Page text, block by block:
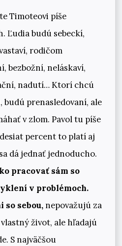
Timoteovi píše
Ľudia budú sebeckí,
rodičom
bezbožní, neláskaví,
nadutí… Ktorí chcú
prenasledovaní, ale
v zlom. Pavol tu píše
percent to platí aj
dá jednať jednoducho.
pracovať sám so
v problémoch.
so sebou,nepovažujú za
život, ale hľadajú
S najväčšou